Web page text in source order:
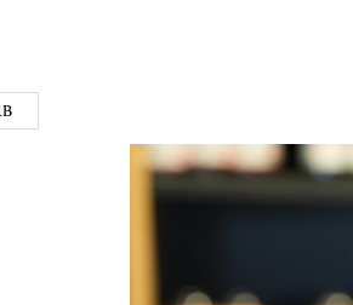
- HONIGBIER MENGE